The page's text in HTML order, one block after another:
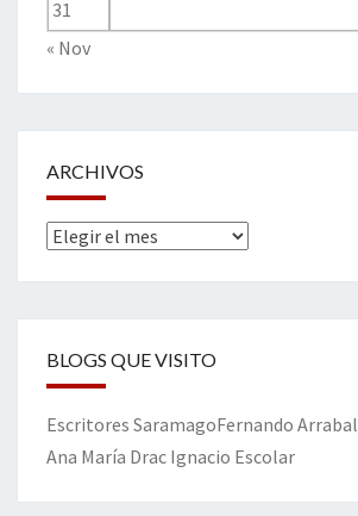
31
« Nov
ARCHIVOS
Archivos
BLOGS QUE VISITO
Escritores SaramagoFernando Arrabal
Ana María Drac Ignacio Escolar